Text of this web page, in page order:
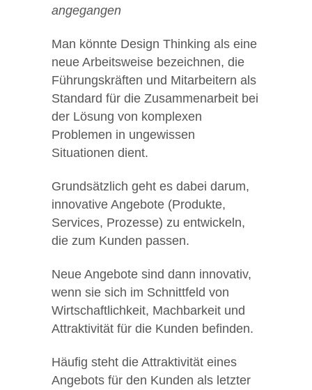
angegangen
Man könnte Design Thinking als eine
neue Arbeitsweise bezeichnen, die
Führungskräften und Mitarbeitern als
Standard für die Zusammenarbeit bei
der Lösung von komplexen
Problemen in ungewissen
Situationen dient.
Grundsätzlich geht es dabei darum,
innovative Angebote (Produkte,
Services, Prozesse) zu entwickeln,
die zum Kunden passen.
Neue Angebote sind dann innovativ,
wenn sie sich im Schnittfeld von
Wirtschaftlichkeit, Machbarkeit und
Attraktivität für die Kunden befinden.
Häufig steht die Attraktivität eines
Angebots für den Kunden als letzter